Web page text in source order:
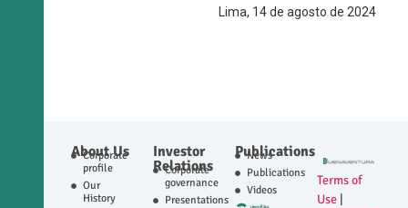
Lima, 14 de agosto de 2024
About Us
Corporate
profile
Our
History
Investor
Relations
Corporate
governance
Presentations
Publications
News
Publications
Videos
Terms of
Use